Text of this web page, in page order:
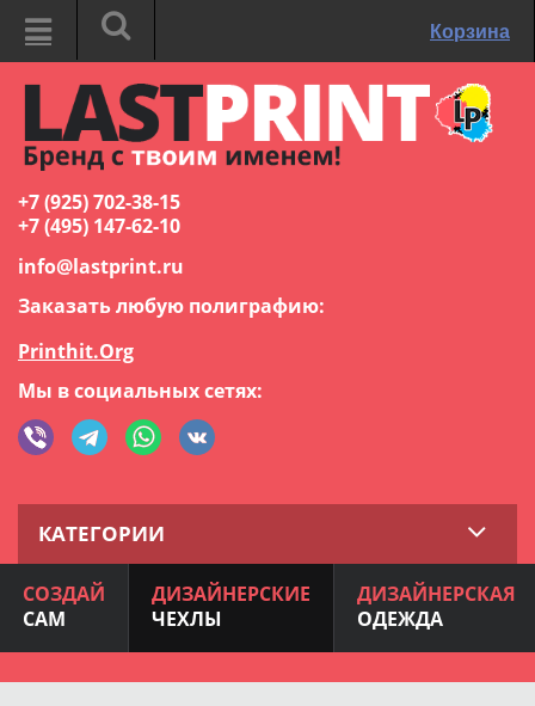
Корзина
+7 (925) 702-38-15
+7 (495) 147-62-10
info@lastprint.ru
Заказать любую полиграфию:
Printhit.Org
Мы в социальных сетях:
КАТЕГОРИИ
СОЗДАЙ
САМ
ДИЗАЙНЕРСКИЕ
ЧЕХЛЫ
ДИЗАЙНЕРСКАЯ
ОДЕЖДА